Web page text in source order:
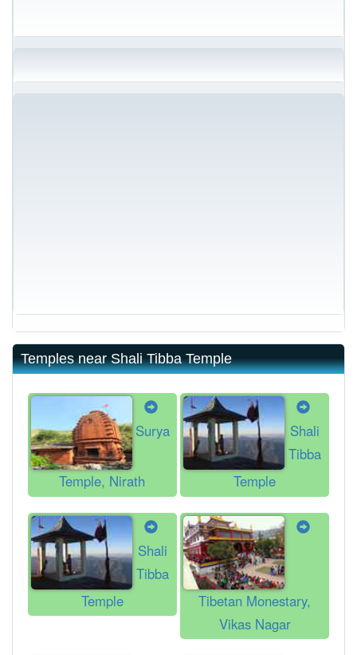
Temples near Shali Tibba Temple
Surya
Temple, Nirath
Shali
Tibba
Temple
Shali
Tibba
Temple
Tibetan Monestary,
Vikas Nagar